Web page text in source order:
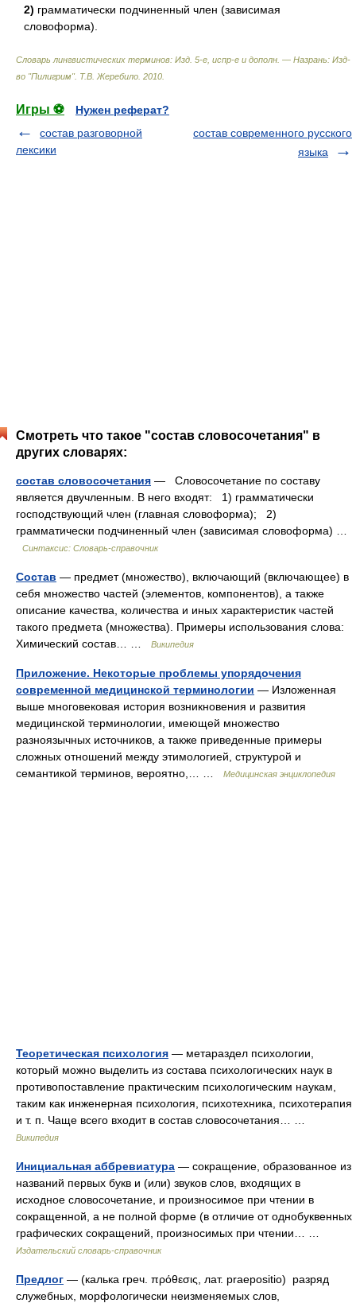
2) грамматически подчиненный член (зависимая
словоформа).
Словарь лингвистических терминов: Изд. 5-е, испр-е и дополн. — Назрань: Изд-
во "Пилигрим". Т.В. Жеребило 2010
Игры ⚽
Нужен реферат?
состав разговорной
лексики
состав современного русского
языка
Смотреть что такое "состав словосочетания" в
других словарях:
состав словосочетания — Словосочетание по составу
является двучленным. В него входят: 1) грамматически
господствующий член (главная словоформа); 2)
грамматически подчиненный член (зависимая словоформа) …
Синтаксис: Словарь-справочник
Состав — предмет (множество), включающий (включающее) в
себя множество частей (элементов, компонентов), а также
описание качества, количества и иных характеристик частей
такого предмета (множества). Примеры использования слова:
Химический состав… …
Википедия
Приложение. Некоторые проблемы упорядочения
современной медицинской терминологии — Изложенная
выше многовековая история возникновения и развития
медицинской терминологии, имеющей множество
разноязычных источников, а также приведенные примеры
сложных отношений между этимологией, структурой и
семантикой терминов, вероятно,… …
Медицинская энциклопедия
Теоретическая психология — метараздел психологии,
который можно выделить из состава психологических наук в
противопоставление практическим психологическим наукам,
таким как инженерная психология, психотехника, психотерапия
и т. п. Чаще всего входит в состав словосочетания… …
Википедия
Инициальная аббревиатура — сокращение, образованное из
названий первых букв и (или) звуков слов, входящих в
исходное словосочетание, и произносимое при чтении в
сокращенной, а не полной форме (в отличие от однобуквенных
графических сокращений, произносимых при чтении… …
Издательский словарь-справочник
Предлог — (калька греч. πρόθεσις, лат. praepositio) разряд
служебных, морфологически неизменяемых слов,